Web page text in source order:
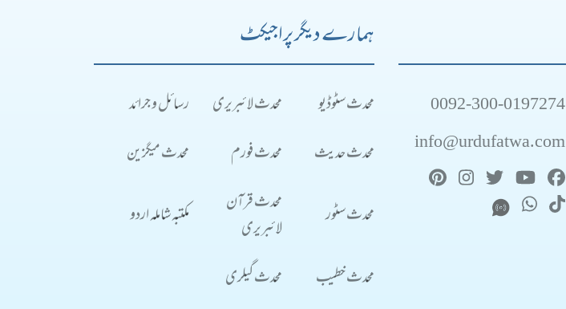
0092-300-0197274
info@urdufatwa.com
ہمارے دیگر پراجیکٹ
محدث سٹوڈیو محدث لائبریری
رسائل و جرائد
محدث حدیث
محدث فورم محدث میگزین
محدث سٹور
محدث قرآن
لائبریری
مکتبہ شاملہ اردو
محدث خطیب محدث گیلری